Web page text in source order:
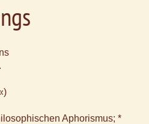
Aphorismus; *